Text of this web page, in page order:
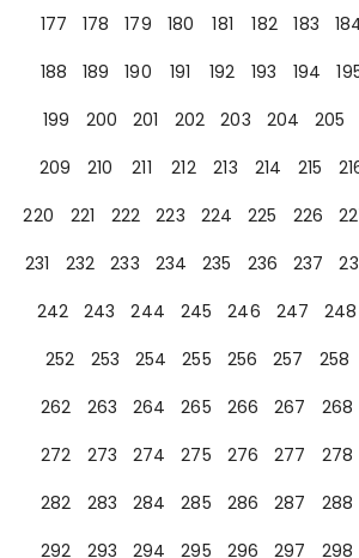
177
178 179 180 181 182 183
188
189 190 191 192 193 194
199
200 201 202 203 204 205
209
210 211 212 213 214 215
220
221 222 223 224 225 226
231
232 233 234 235 236 237
242
243 244 245 246 247 248
252
253 254 255 256 257 258
262
263 264 265 266 267 268
272
273 274 275 276 277 278
282
283 284 285 286 287 288
292
293 294 295 296 297 298